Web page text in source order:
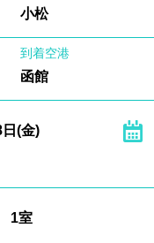
小松
到着空港
函館